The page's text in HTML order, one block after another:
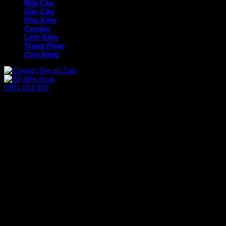
Mồi Câu
Dây Câu
Phụ Kiện
Combo
Linh Kiện
Trang Phục
Cửa hàng
0981 024 055